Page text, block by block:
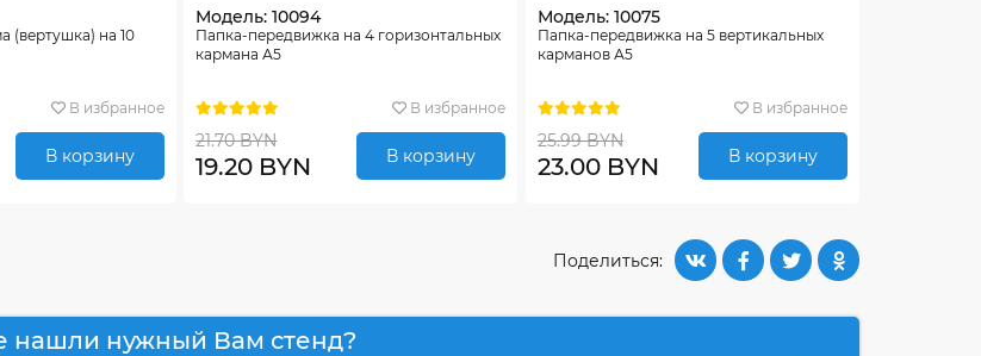
(вертушка) на 10
В избранное
В корзину
Модель: 10094
Папка-передвижка на 4 горизонтальных
кармана А5
В избранное
21.70 BYN
19.20 BYN В корзину
Модель: 10075
Папка-передвижка на 5 вертикальных
карманов А5
В избранное
25.99 BYN
23.00 BYN В корзину
Поделиться:
нашли нужный Вам стенд?